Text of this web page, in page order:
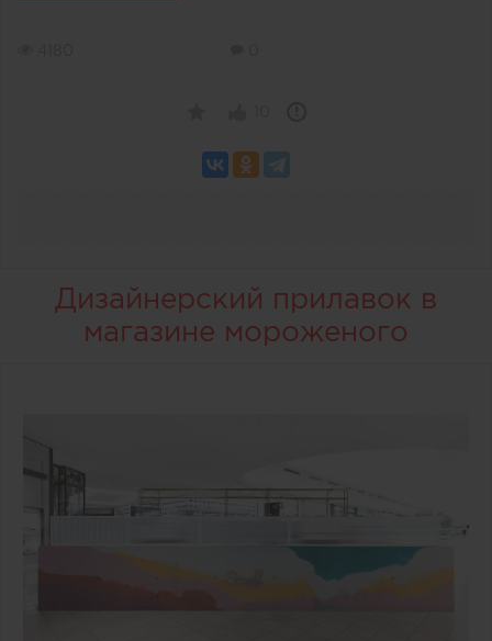
Дизайнерский прилавок в
магазине мороженого